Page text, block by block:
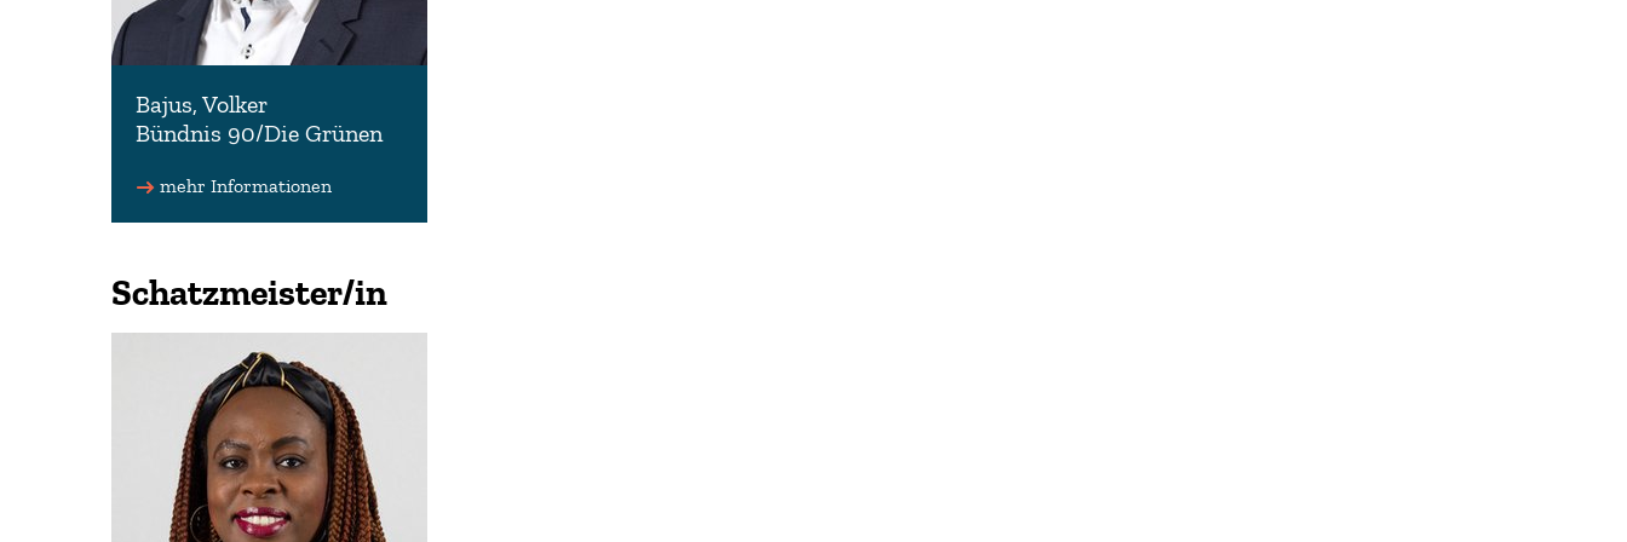
Bajus, Volker
Bündnis 90/Die Grünen
Fraktion Bündnis 90/Die Grünen
(Wahlkreisbüro)
volker.bajus(at)lt.niedersachs
en.de
www.volker-bajus.de
mehr Informationen
Schatzmeister/in